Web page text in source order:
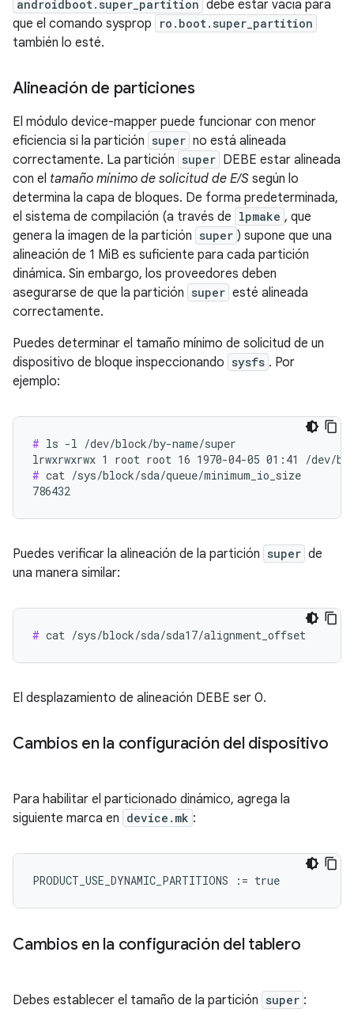
androidboot.super_partition debe estar vacía para
que el comando sysprop
ro.boot.super_partition
también lo esté.
Alineación de particiones
El módulo device-mapper puede funcionar con menor
eficiencia si la partición super no está alineada
correctamente. La partición super DEBE estar alineada
con el tamaño mínimo de solicitud de E/S según lo
determina la capa de bloques. De forma predeterminada,
el sistema de compilación (a través de lpmake , que
genera la imagen de la partición super ) supone que una
alineación de 1 MiB es suficiente para cada partición
dinámica. Sin embargo, los proveedores deben
asegurarse de que la partición super esté alineada
correctamente.
Puedes determinar el tamaño mínimo de solicitud de un
dispositivo de bloque inspeccionando sysfs . Por
ejemplo:
# ls -l /dev/block/by-name/super
# cat /sys/block/sda/queue/minimum_io_size
786432
Puedes verificar la alineación de la partición super de
una manera similar:
# cat /sys/block/sda/sda17/alignment_offset
El desplazamiento de alineación DEBE ser 0.
Cambios en la configuración del dispositivo
Para habilitar el particionado dinámico, agrega la
siguiente marca en device.mk :
PRODUCT_USE_DYNAMIC_PARTITIONS := true
Cambios en la configuración del tablero
Debes establecer el tamaño de la partición super :